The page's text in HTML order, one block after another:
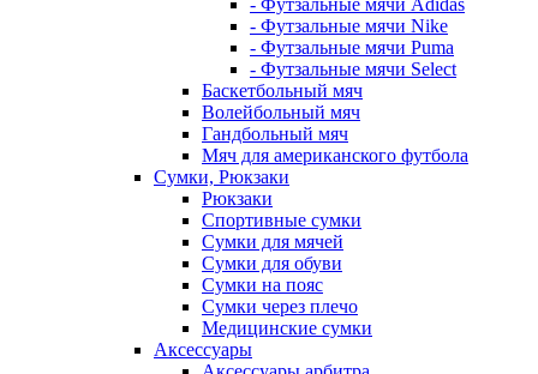
- Футзальные мячи Adidas
- Футзальные мячи Nike
- Футзальные мячи Puma
- Футзальные мячи Select
Баскетбольный мяч
Волейбольный мяч
Гандбольный мяч
Мяч для американского футбола
Сумки, Рюкзаки
Рюкзаки
Спортивные сумки
Сумки для мячей
Сумки для обуви
Сумки на пояс
Сумки через плечо
Медицинские сумки
Аксессуары